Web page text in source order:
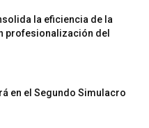
la eficiencia de la
profesionalización del
en el Segundo Simulacro